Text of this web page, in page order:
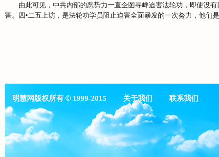
由此可见，中共内部的恶势力一直企图寻衅迫害法轮功，即使没
害。四•二五上访，是法轮功学员阻止迫害全面暴发的一次努力，他们
明慧网版权所有 © 1999-2015 关于我们 联系我们